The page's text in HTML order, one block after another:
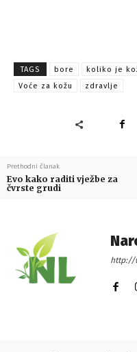
TAGS bore koliko je
Voće za kožu
zdravlje
Prethodni članak
Evo kako raditi vježbe za
čvrste grudi
http://